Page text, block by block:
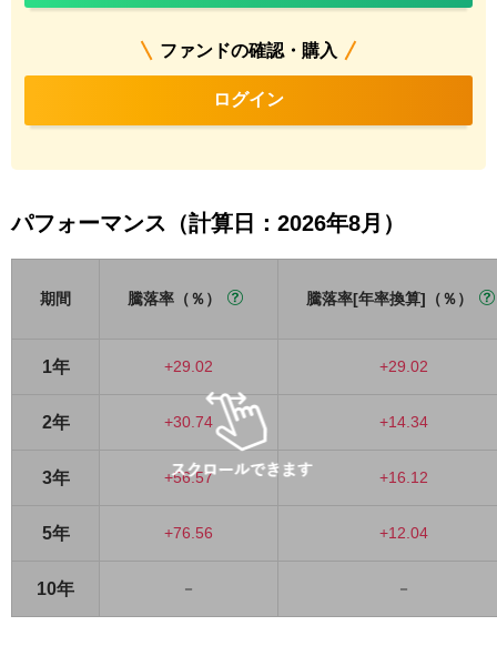
ファンドの確認・購入
ログイン
パフォーマンス（計算日：2026年8月）
期間 騰落率（％） 騰落率[年率換算]（％）
1年 +29.02 +29.02
2年 +30.74 +14.34
3年 +56.57 +16.12
5年 +76.56 +12.04
10年 － －